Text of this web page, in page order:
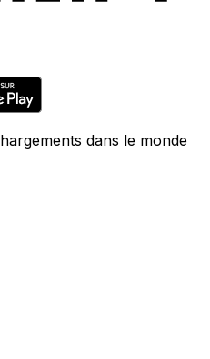
dans le monde